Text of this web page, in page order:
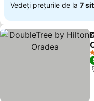
Vedeți prețurile de la 7